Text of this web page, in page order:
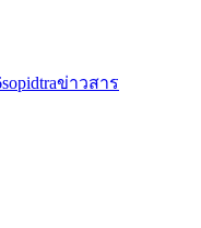
sopidtraข่าวสาร